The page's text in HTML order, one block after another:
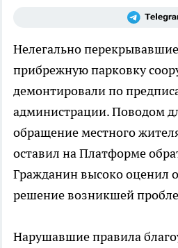
Нелегально
прибрежную парковку
демонтировали по
администрации. Поводом
обращение местного
оставил на Платформе
Гражданин высоко оценил
решение возникшей
Нарушавшие правила